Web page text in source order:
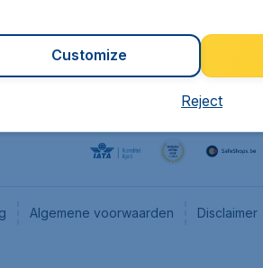
Algemene voorwaarden Disclaimer
Customize
Reject